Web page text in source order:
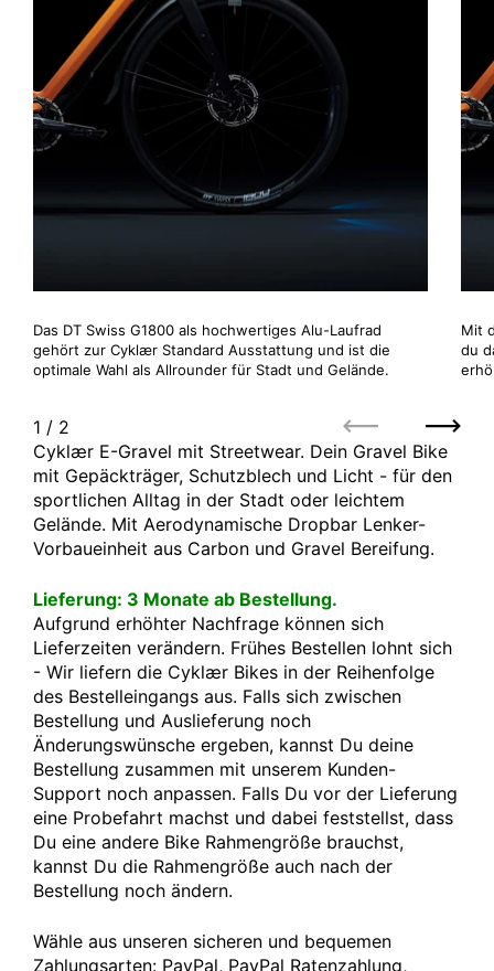
Das DT Swiss G1800 als hochwertiges Alu-Laufrad
gehört zur Cyklær Standard Ausstattung und ist die
optimale Wahl als Allrounder für Stadt und Gelände.
Mit
du
1 / 2
Cyklær E-Gravel mit Streetwear. Dein Gravel Bike
mit Gepäckträger, Schutzblech und Licht - für den
sportlichen Alltag in der Stadt oder leichtem
Gelände. Mit Aerodynamische Dropbar Lenker-
Vorbaueinheit aus Carbon und Gravel Bereifung.
Lieferung: 3 Monate ab Bestellung.
Aufgrund erhöhter Nachfrage können sich
Lieferzeiten verändern. Frühes Bestellen lohnt sich
- Wir liefern die Cyklær Bikes in der Reihenfolge
des Bestelleingangs aus. Falls sich zwischen
Bestellung und Auslieferung noch
Änderungswünsche ergeben, kannst Du deine
Bestellung zusammen mit unserem Kunden-
Support noch anpassen. Falls Du vor der Lieferung
eine Probefahrt machst und dabei feststellst, dass
Du eine andere Bike Rahmengröße brauchst,
kannst Du die Rahmengröße auch nach der
Bestellung noch ändern.
Wähle aus unseren sicheren und bequemen
Zahlungsarten: PayPal, PayPal Ratenzahlung,